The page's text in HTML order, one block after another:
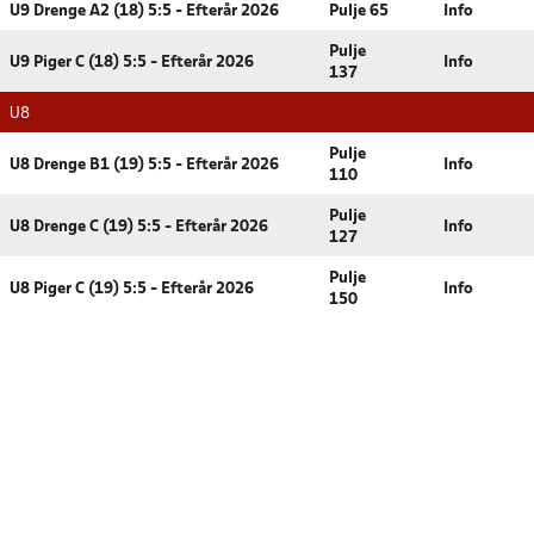
U9 Drenge A2 (18) 5:5 - Efterår 2026 Pulje 65 Info
U9 Piger C (18) 5:5 - Efterår 2026
Pulje
137
Info
U8
U8 Drenge B1 (19) 5:5 - Efterår 2026
Pulje
110
Info
U8 Drenge C (19) 5:5 - Efterår 2026
Pulje
127
Info
U8 Piger C (19) 5:5 - Efterår 2026
Pulje
150
Info